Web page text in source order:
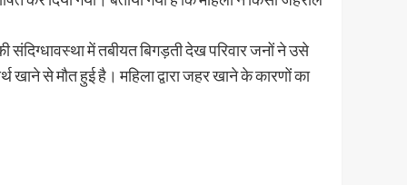
संदिग्धावस्था में तबीयत बिगड़ती देख परिवार जनों ने उसे
खाने से मौत हुई है। महिला द्वारा जहर खाने के कारणों का